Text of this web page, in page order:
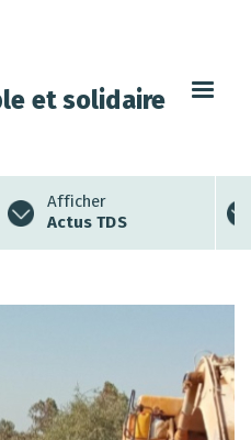
et solidaire
Afficher
Actus TDS